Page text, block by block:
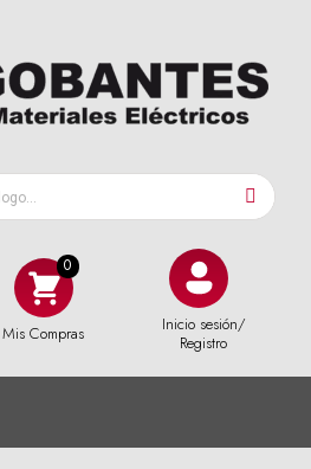
Mis Compras
Inicio sesión/
Registro